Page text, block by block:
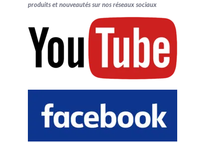
produits et nouveautés sur nos réseaux sociaux